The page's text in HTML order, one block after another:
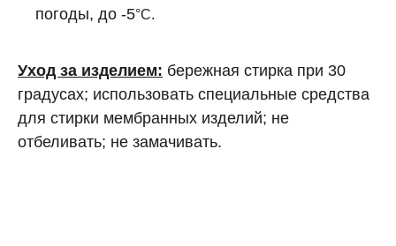
погоды, до -5°C.
Уход за изделием: бережная стирка при 30
градусах; использовать специальные средства
для стирки мембранных изделий; не
отбеливать; не замачивать.